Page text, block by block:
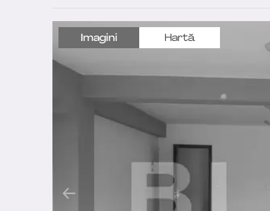
Imagini Hartă